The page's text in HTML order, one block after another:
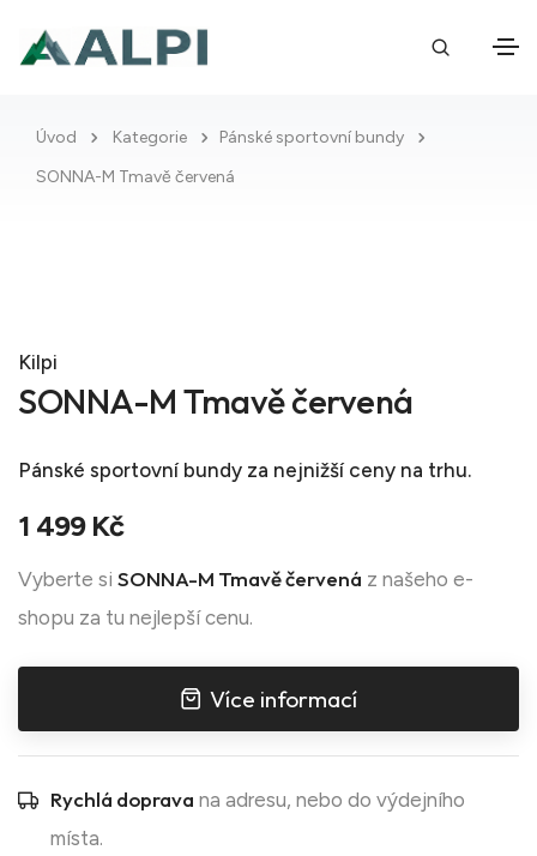
Úvod Kategorie
Pánské sportovní bundy
SONNA-M Tmavě červená
Kilpi
SONNA-M Tmavě červená
Pánské sportovní bundy za nejnižší ceny na trhu.
1 499 Kč
Vyberte si SONNA-M Tmavě červená z našeho e-
shopu za tu nejlepší cenu.
Více informací
Rychlá doprava na adresu, nebo do výdejního
místa.